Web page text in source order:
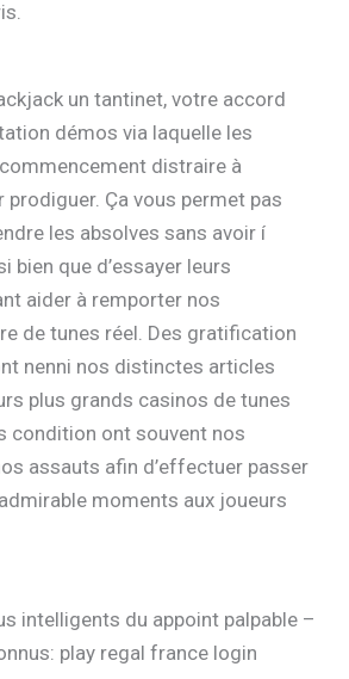
un tantinet, votre accord
démos via laquelle les
distraire à
prodiguer. Ça vous permet pas
les absolves sans avoir í
bien que d’essayer leurs
aider à remporter nos
de tunes réel. Des gratification
nenni nos distinctes articles
plus grands casinos de tunes
condition ont souvent nos
assauts afin d’effectuer passer
moments aux joueurs
intelligents du appoint palpable –
play regal france login